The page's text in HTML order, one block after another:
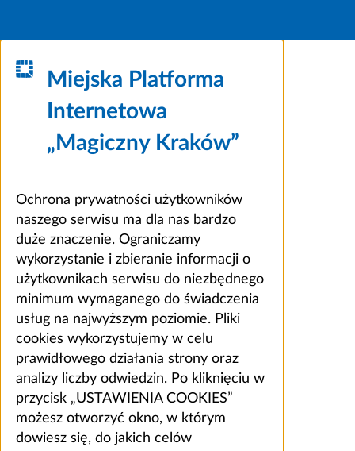
Miejska Platforma
Internetowa
„Magiczny Kraków”
Ochrona prywatności użytkowników
naszego serwisu ma dla nas bardzo
duże znaczenie. Ograniczamy
wykorzystanie i zbieranie informacji o
użytkownikach serwisu do niezbędnego
minimum wymaganego do świadczenia
usług na najwyższym poziomie. Pliki
cookies wykorzystujemy w celu
prawidłowego działania strony oraz
analizy liczby odwiedzin. Po kliknięciu w
przycisk „USTAWIENIA COOKIES”
możesz otworzyć okno, w którym
dowiesz się, do jakich celów